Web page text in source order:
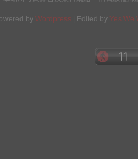
by Wordpress | Edited by Yes We